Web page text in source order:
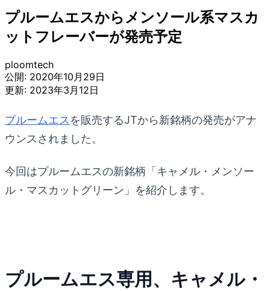
プルームエスからメンソール系マスカ
ットフレーバーが発売予定
ploomtech
公開: 2020年10月29日
更新: 2023年3月12日
プルームエスを販売するJTから新銘柄の発売がアナ
ウンスされました。
今回はプルームエスの新銘柄「キャメル・メンソー
ル・マスカットグリーン」を紹介します。
プルームエス専用、キャメル・